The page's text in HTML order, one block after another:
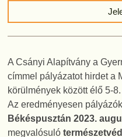
A Csányi Alapítvány a
címmel pályázatot hirdet a
körülmények között élő 5-
Az eredményesen
Békéspusztán 2023.
megvalósuló